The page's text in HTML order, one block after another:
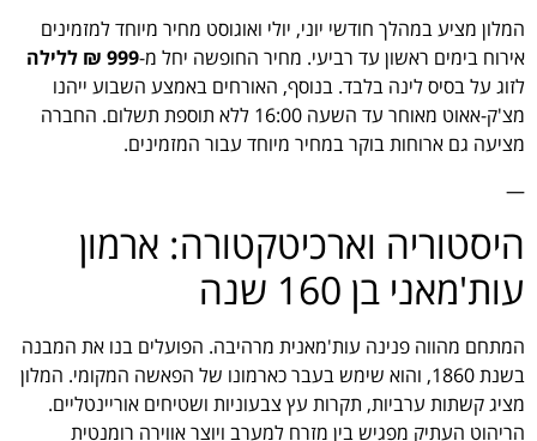
המלון מציע במהלך חודשי יוני, יולי ואוגוסט מחיר מיוחד למזמינים
אירוח בימים ראשון עד רביעי. מחיר החופשה יחל מ-999 ₪ ללילה
לזוג על בסיס לינה בלבד. בנוסף, האורחים באמצע השבוע ייהנו
מצ'ק-אאוט מאוחר עד השעה 16:00 ללא תוספת תשלום. החברה
מציעה גם ארוחות בוקר במחיר מיוחד עבור המזמינים.
—
היסטוריה וארכיטקטורה: ארמון
עות'מאני בן 160 שנה
המתחם מהווה פנינה עות'מאנית מרהיבה. הפועלים בנו את המבנה
בשנת 1860, והוא שימש בעבר כארמונו של הפאשה המקומי. המלון
מציג קשתות ערביות, תקרות עץ צבעוניות ושטיחים אוריינטליים.
הריהוט העתיק מפגיש בין מזרח למערב ויוצר אווירה רומנטית